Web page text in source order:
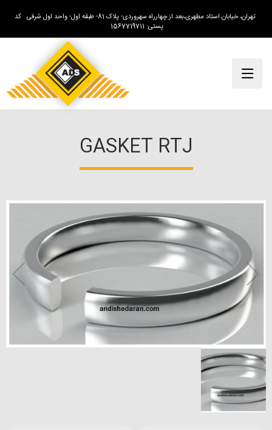
تهران، خیابان استاد مطهری،بعد از چهارراه سهروردی- پلاک 81- طبقه اول- واحد اول شرقی کد
پستی: 1567719711
GASKET RTJ